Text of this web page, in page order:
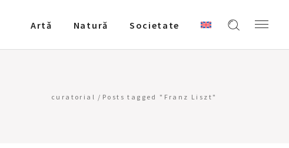
Artǎ Natură Societate
curatorial / Posts tagged "Franz Liszt"